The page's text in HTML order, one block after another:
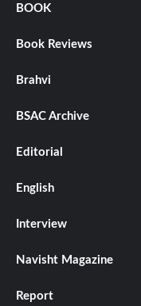
BOOK
Book Reviews
Brahvi
BSAC Archive
Editorial
English
Interview
Navisht Magazine
Report